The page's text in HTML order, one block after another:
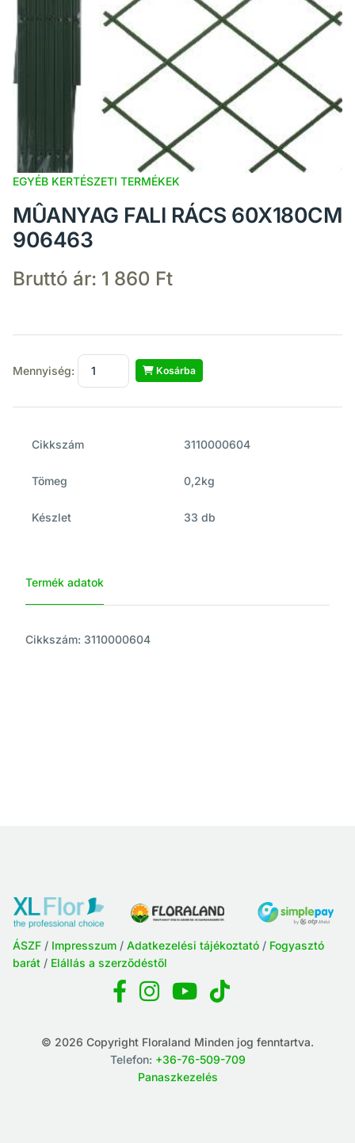
EGYÉB KERTÉSZETI TERMÉKEK
MÛANYAG FALI RÁCS 60X180CM
906463
Bruttó ár: 1 860 Ft
Mennyiség: Kosárba
Cikkszám 3110000604
Tömeg 0,2kg
Készlet 33 db
Termék adatok
Cikkszám: 3110000604
ÁSZF / Impresszum / Adatkezelési tájékoztató / Fogyasztó
barát / Elállás a szerződéstől
© 2026 Copyright Floraland Minden jog fenntartva.
Telefon: +36-76-509-709
Panaszkezelés